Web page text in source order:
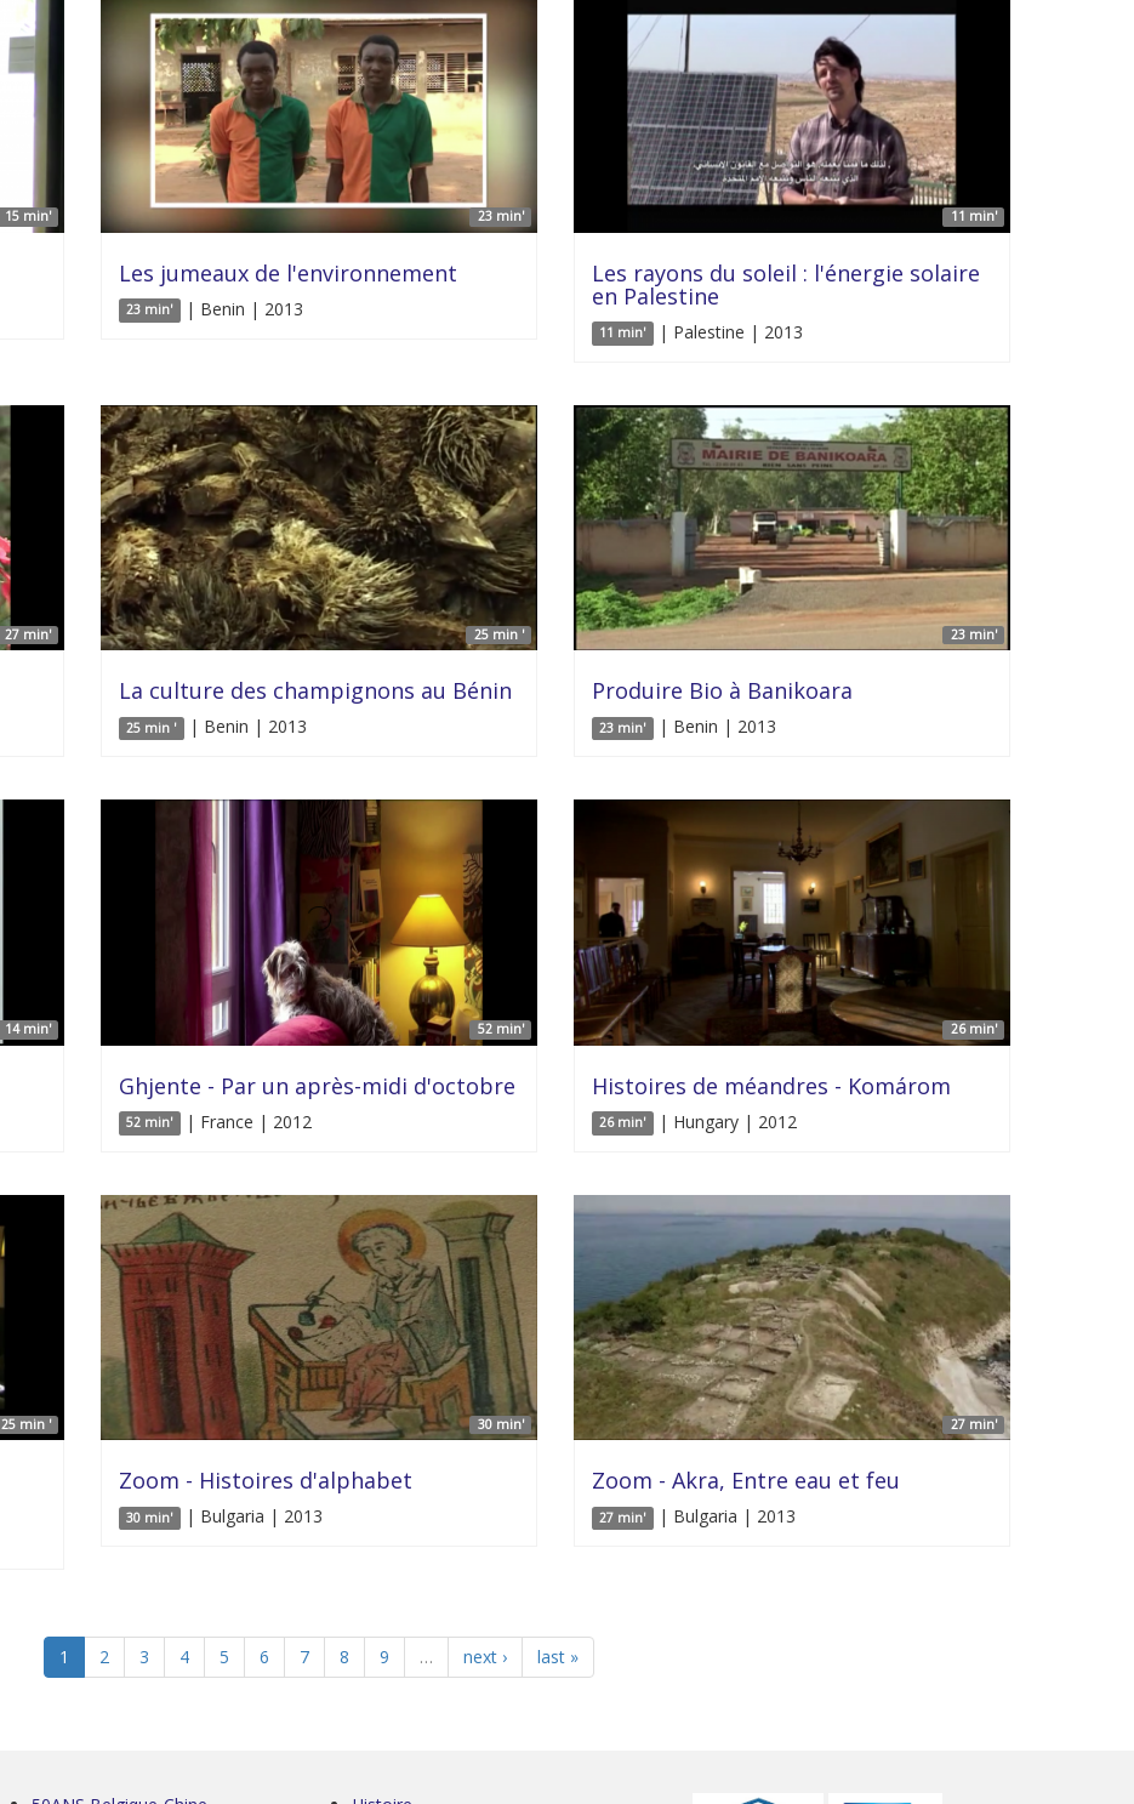
15 min' 23 min'
Les jumeaux de l'environnement
23 min' | Benin | 2013
11 min'
Les rayons du soleil : l'énergie solaire
en Palestine
11 min' | Palestine | 2013
27 min' 25 min '
La culture des champignons au Bénin
25 min ' | Benin | 2013
23 min'
Produire Bio à Banikoara
23 min' | Benin | 2013
14 min' 52 min'
Ghjente - Par un après-midi d'octobre
52 min' | France | 2012
26 min'
Histoires de méandres - Komárom
26 min' | Hungary | 2012
25 min ' 30 min'
Zoom - Histoires d'alphabet
30 min' | Bulgaria | 2013
27 min'
Zoom - Akra, Entre eau et feu
27 min' | Bulgaria | 2013
1 2 3 4 5 6 7 8 9 … next › last »